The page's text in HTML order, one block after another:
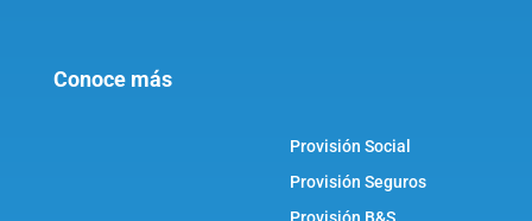
Conoce más
Provisión Social
Provisión Seguros